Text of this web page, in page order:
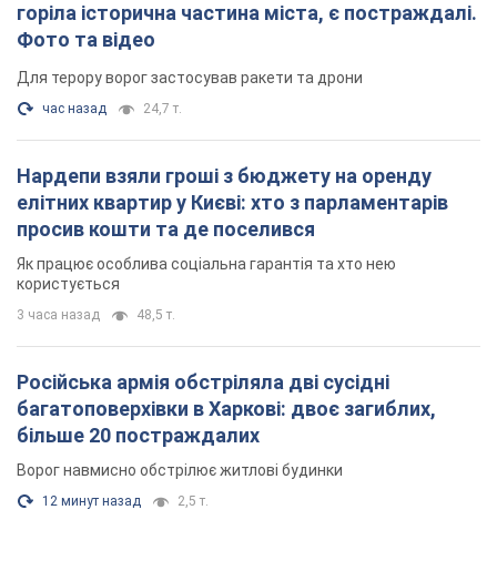
горіла історична частина міста, є постраждалі.
Фото та відео
Для терору ворог застосував ракети та дрони
час назад 24,7 т.
Нардепи взяли гроші з бюджету на оренду
елітних квартир у Києві: хто з парламентарів
просив кошти та де поселився
Як працює особлива соціальна гарантія та хто нею
користується
3 часа назад 48,5 т.
Російська армія обстріляла дві сусідні
багатоповерхівки в Харкові: двоє загиблих,
більше 20 постраждалих
Ворог навмисно обстрілює житлові будинки
12 минут назад 2,5 т.